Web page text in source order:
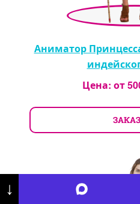
Аниматор
Цена: от
↓